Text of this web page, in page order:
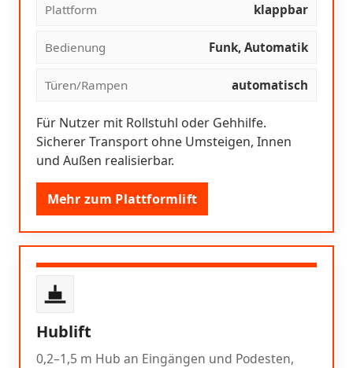
Plattform klappbar
Bedienung Funk, Automatik
Türen/Rampen automatisch
Für Nutzer mit Rollstuhl oder Gehhilfe.
Sicherer Transport ohne Umsteigen, Innen
und Außen realisierbar.
Mehr zum Plattformlift
Hublift
0,2–1,5 m Hub an Eingängen und Podesten,